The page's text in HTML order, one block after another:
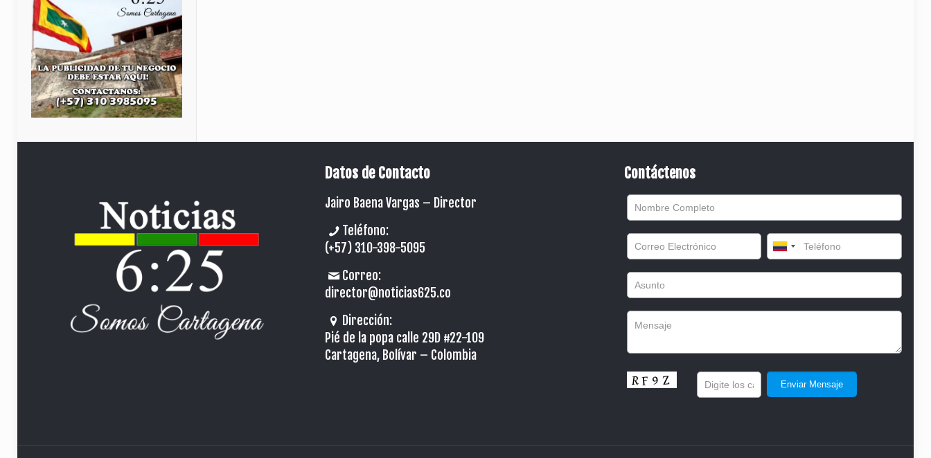
Datos de Contacto
Jairo Baena Vargas – Director
Teléfono:
(+57) 310-398-5095
Correo:
director@noticias625.co
Dirección:
Pié de la popa calle 29D #22-109
Cartagena, Bolívar – Colombia
Contáctenos